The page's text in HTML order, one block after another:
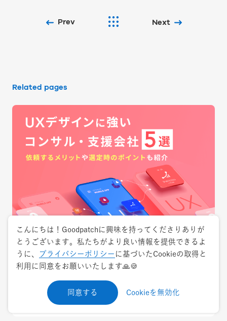
Prev Next
Related pages
特集 2024.8.30
UXデザインに強いコンサル・支援会社5選！
UXデザイン
こんにちは！Goodpatchに興味を持ってくださりありが
とうございます。私たちがより良い情報を提供できるよ
うに、
プライバシーポリシー に基づいたCookieの取得と
利用に同意をお願いいたします🙏🍪
同意する Cookieを無効化